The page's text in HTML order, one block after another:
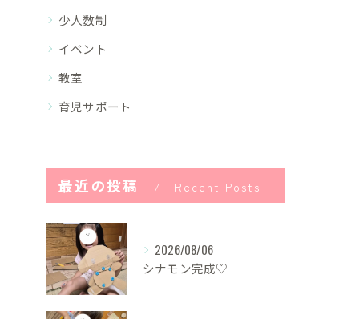
少人数制
イベント
教室
育児サポート
最近の投稿 Recent Posts
2026/08/06
シナモン完成♡